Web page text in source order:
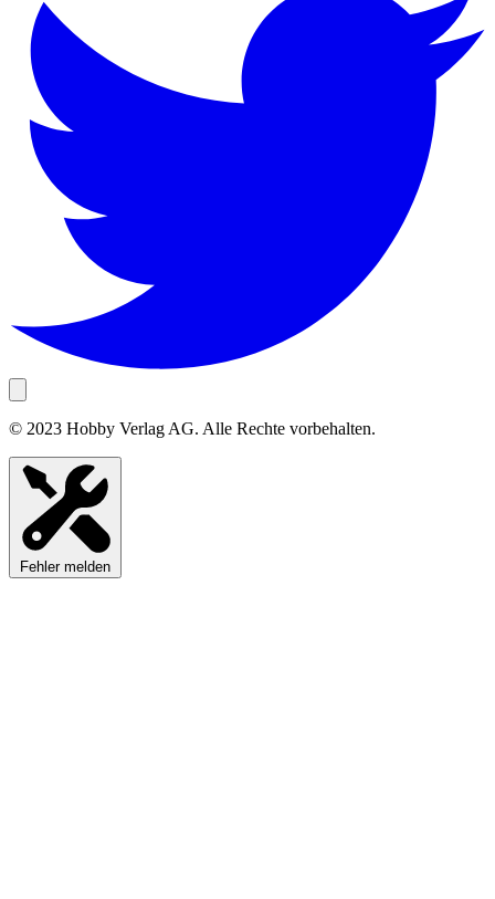
© 2023 Hobby Verlag AG. Alle Rechte vorbehalten.
Fehler melden